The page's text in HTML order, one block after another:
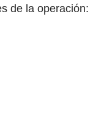
de la operación: